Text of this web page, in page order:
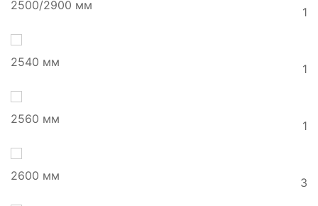
2500/2900 мм 1
2540 мм 1
2560 мм 1
2600 мм 3